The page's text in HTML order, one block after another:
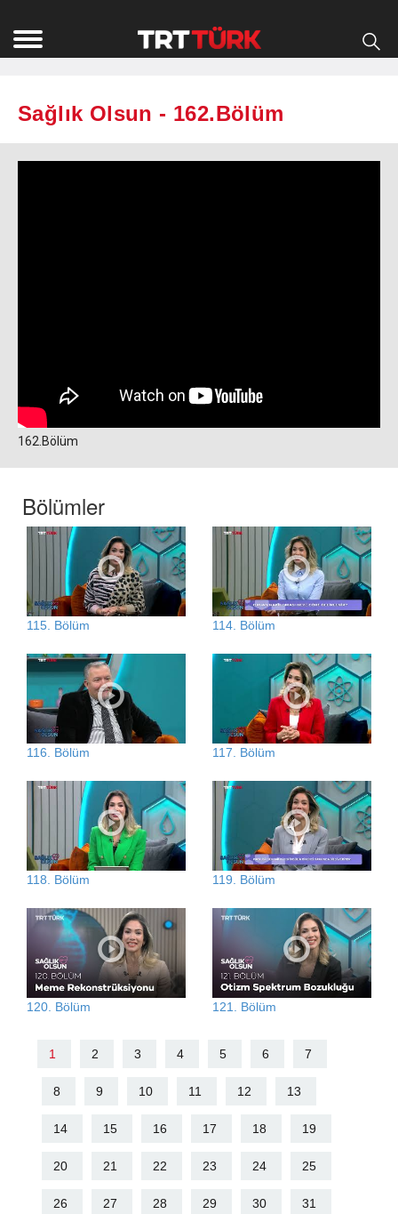
Sağlık Olsun - 162.Bölüm
162.Bölüm
Bölümler
115. Bölüm 114. Bölüm
116. Bölüm 117. Bölüm
118. Bölüm 119. Bölüm
120. Bölüm 121. Bölüm
1 2 3 4 5 6 7
8 9 10 11 12 13
14 15 16 17 18 19
20 21 22 23 24 25
26 27 28 29 30 31